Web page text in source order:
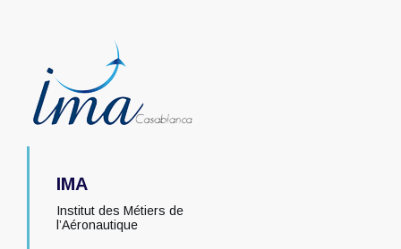
IMA
Institut des Métiers de
l’Aéronautique